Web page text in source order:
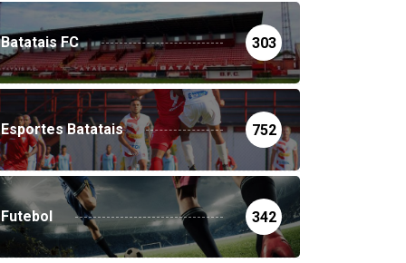
Batatais FC 303
Esportes Batatais 752
Futebol 342